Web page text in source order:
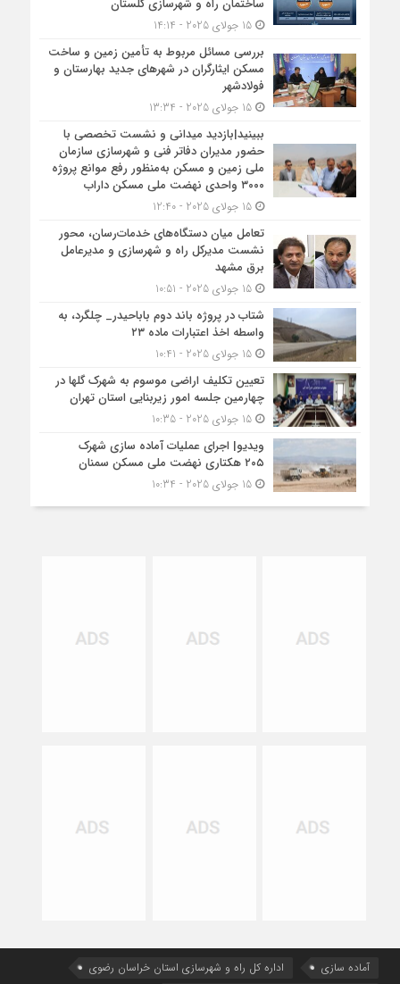
ساختمان راه و شهرسازی گلستان
15 جولای 2025 - 14:14
بررسی مسائل مربوط به تأمین زمین و ساخت
مسکن ایثارگران در شهرهای جدید بهارستان و
فولادشهر
15 جولای 2025 - 13:34
ببینید|بازدید میدانی و نشست تخصصی با
حضور مدیران دفاتر فنی و شهرسازی سازمان
ملی زمین و مسکن به‌منظور رفع موانع پروژه
۳۰۰۰ واحدی نهضت ملی مسکن داراب
15 جولای 2025 - 12:40
تعامل میان دستگاه‌های خدمات‌رسان، محور
نشست مدیرکل راه و شهرسازی و مدیرعامل
برق مشهد
15 جولای 2025 - 10:51
شتاب در پروژه باند دوم باباحیدر_ چلگرد، به
واسطه اخذ اعتبارات ماده ۲۳
15 جولای 2025 - 10:41
تعیین تکلیف اراضی موسوم به شهرک گلها در
چهارمین جلسه امور زیربنایی استان تهران
15 جولای 2025 - 10:35
ویدیو| اجرای عملیات آماده سازی شهرک
۲۰۵ هکتاری نهضت ملی مسکن سمنان
15 جولای 2025 - 10:34
آماده سازی
اداره كل راه و شهرسازي استان خراسان رضوي